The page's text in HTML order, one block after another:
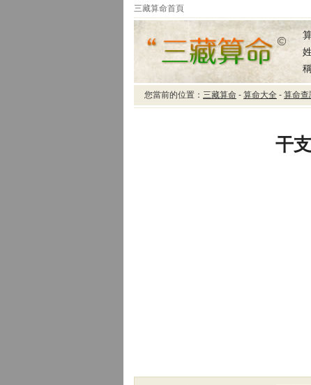
三藏算命首頁
三藏算命干支年份轉公
您當前的位置： 三藏算命 - 算命大全 - 算命查
干